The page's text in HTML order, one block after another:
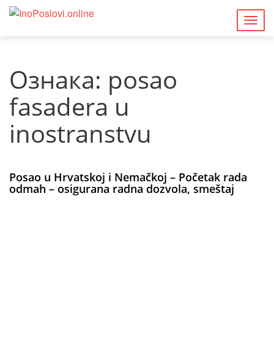
Ознака: posao
fasadera u
inostranstvu
Posao u Hrvatskoj i Nemačkoj – Početak rada
odmah – osigurana radna dozvola, smeštaj